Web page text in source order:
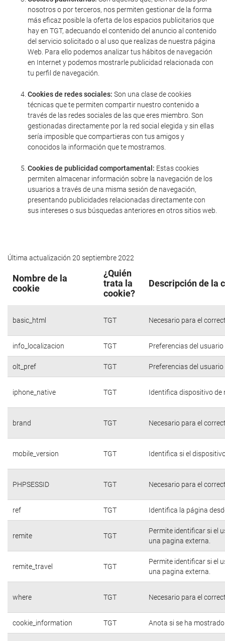
nosotros o por terceros, nos permiten gestionar de la forma
más eficaz posible la oferta de los espacios publicitarios que
hay en TGT, adecuando el contenido del anuncio al contenido
del servicio solicitado o al uso que realizas de nuestra página
Web. Para ello podemos analizar tus hábitos de navegación
en Internet y podemos mostrarle publicidad relacionada con
tu perfil de navegación.
Cookies de redes sociales: Son una clase de cookies
técnicas que te permiten compartir nuestro contenido a
través de las redes sociales de las que eres miembro. Son
gestionadas directamente por la red social elegida y sin ellas
sería imposible que compartieras con tus amigos y
conocidos la información que te mostramos.
Cookies de publicidad comportamental: Estas cookies
permiten almacenar información sobre la navegación de los
usuarios a través de una misma sesión de navegación,
presentando publicidades relacionadas directamente con
sus intereses o sus búsquedas anteriores en otros sitios web.
Última actualización 20 septiembre 2022
Nombre de la
cookie
¿Quién
trata la
cookie?
Descripción de la
basic_html TGT Necesario para el
info_localizacion TGT Preferencias del
olt_pref TGT Preferencias del
iphone_native TGT Identifica dispositivo de
brand TGT Necesario para el
mobile_version TGT Identifica si el
PHPSESSID TGT Necesario para el
ref TGT Identifica la página
remite TGT
Permite identificar si el
una pagina externa.
remite_travel TGT
Permite identificar si el
una pagina externa.
where TGT Necesario para el
cookie_information TGT Anota si se ha